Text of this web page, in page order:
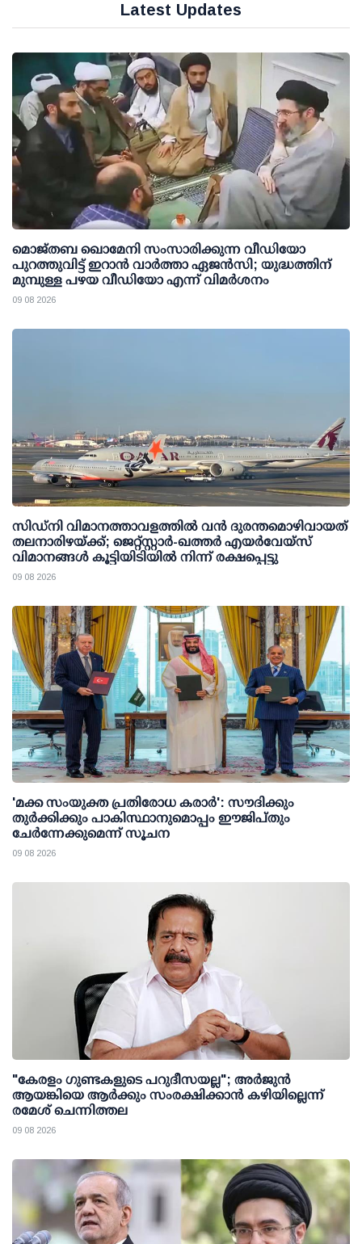
Latest Updates
മൊജ്തബ ഖൊമേനി സംസാരിക്കുന്ന വീഡിയോ
പുറത്തുവിട്ട് ഇറാന്‍ വാര്‍ത്താ ഏജന്‍സി; യുദ്ധത്തിന്
മുമ്പുള്ള പഴയ വീഡിയോ എന്ന് വിമര്‍ശനം
09 08 2026
സിഡ്‌നി വിമാനത്താവളത്തിൽ വൻ ദുരന്തമൊഴിവായത്
തലനാരിഴയ്ക്ക്; ജെറ്റ്‌സ്റ്റാർ-ഖത്തർ എയർവേയ്‌സ്
വിമാനങ്ങൾ കൂട്ടിയിടിയിൽ നിന്ന് രക്ഷപ്പെട്ടു
09 08 2026
'മക്ക സംയുക്ത പ്രതിരോധ കരാര്‍': സൗദിക്കും
തുര്‍ക്കിക്കും പാകിസ്ഥാനുമൊപ്പം ഈജിപ്തും
ചേര്‍ന്നേക്കുമെന്ന് സൂചന
09 08 2026
"കേരളം ഗുണ്ടകളുടെ പറുദീസയല്ല"; അർജുൻ
ആയങ്കിയെ ആർക്കും സംരക്ഷിക്കാൻ കഴിയില്ലെന്ന്
രമേശ് ചെന്നിത്തല
09 08 2026